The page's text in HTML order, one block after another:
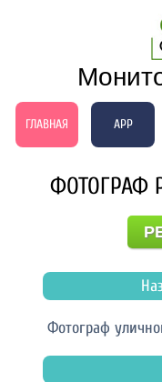
ГЛАВНАЯ APP
ФОТОГРАФ
Фотограф